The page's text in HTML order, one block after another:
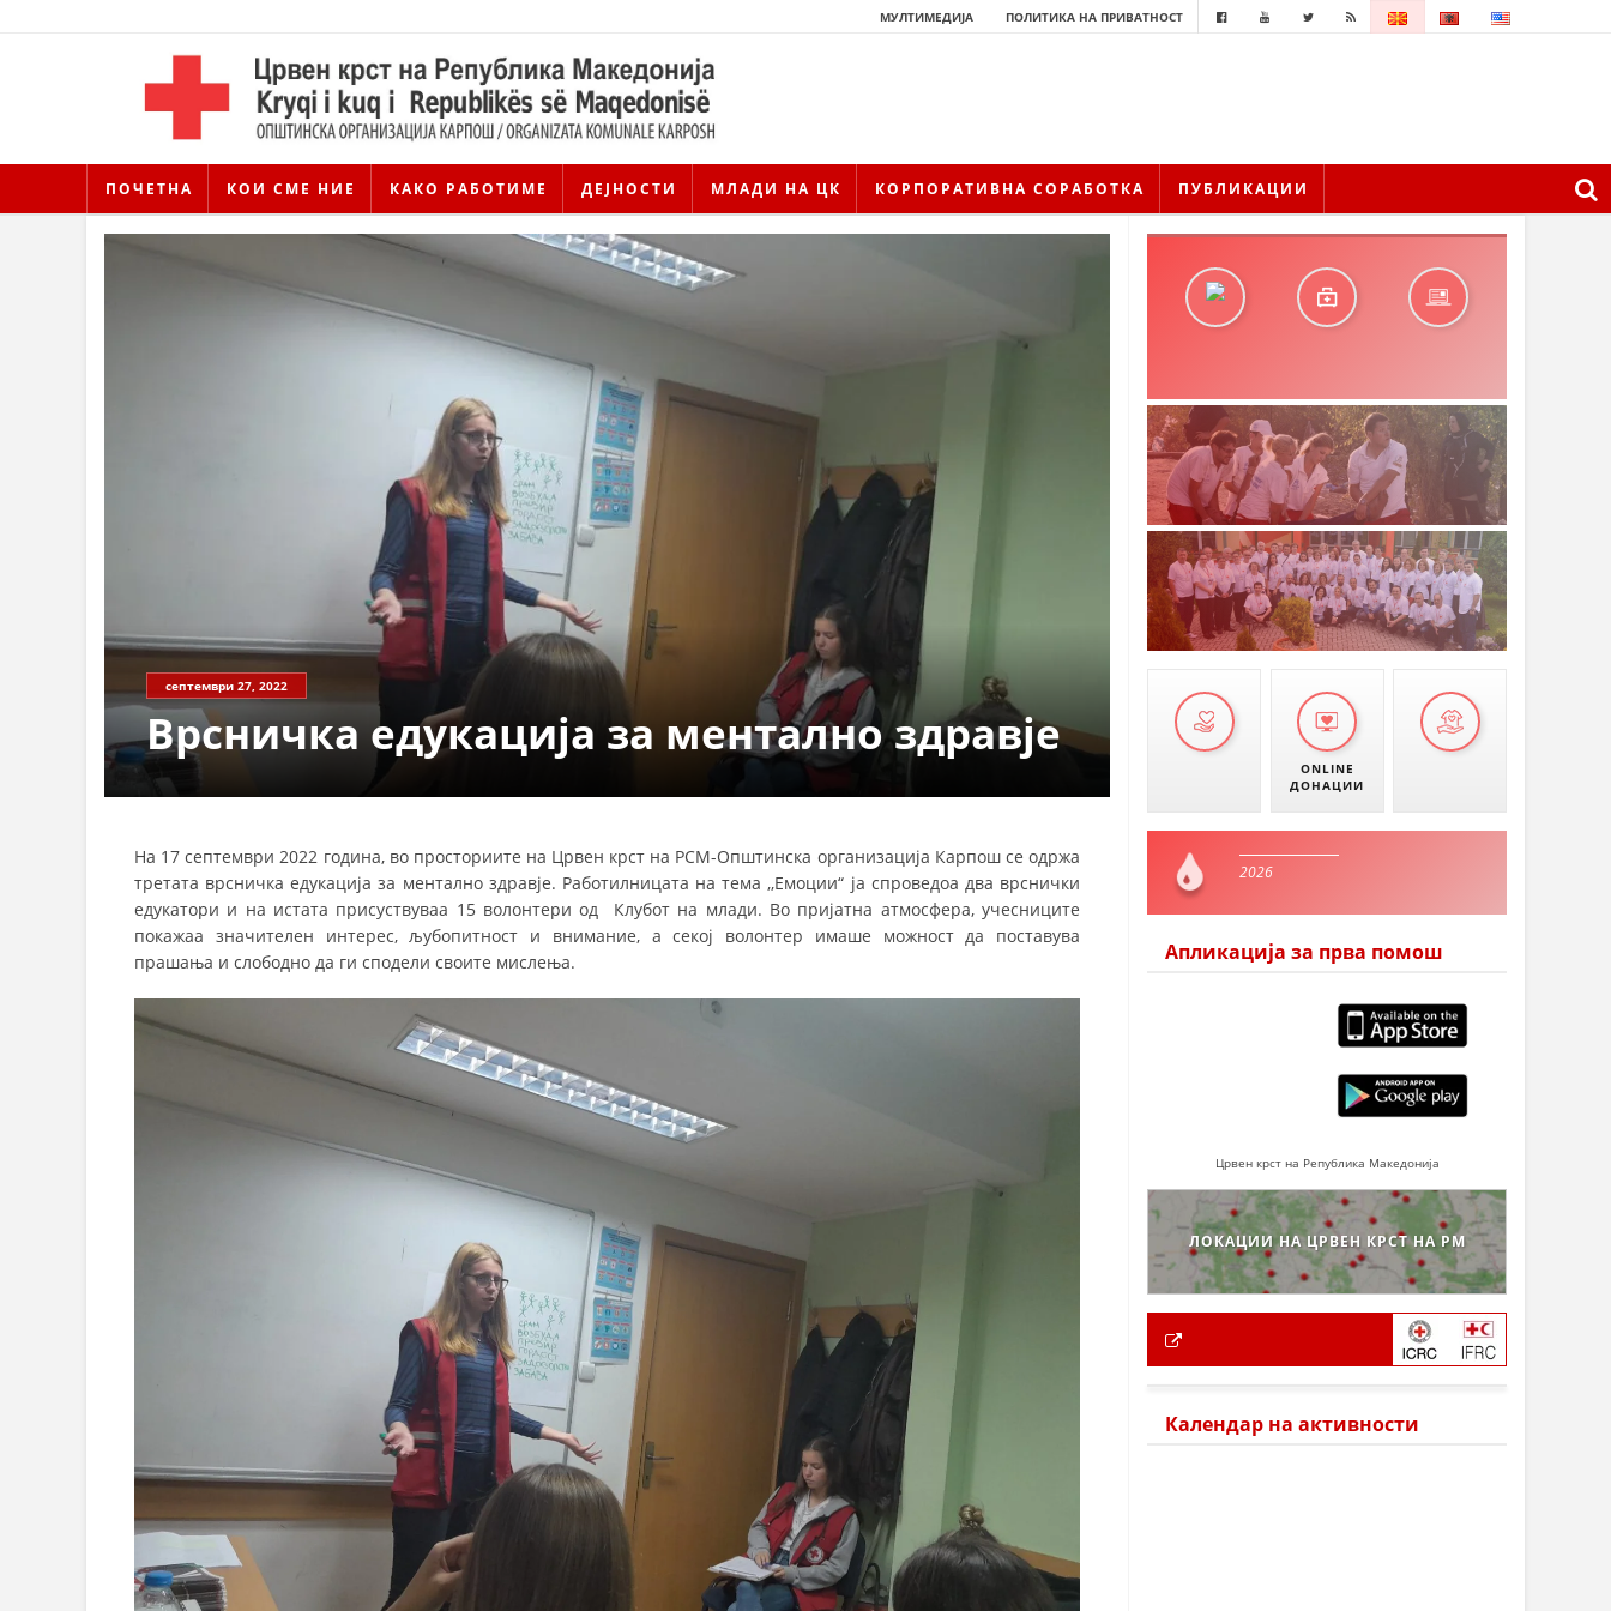
МУЛТИМЕДИЈА ПОЛИТИКА НА ПРИВАТНОСТ
ПОЧЕТНА КОИ СМЕ НИЕ КАКО РАБОТИМЕ ДЕЈНОСТИ МЛАДИ НА ЦК КОРПОРАТИВНА СОРАБОТКА ПУБЛИКАЦИИ
ДЕЈСТВУВАЊЕ
ПРИРАЧНИЦИ
БРОШУРИ
септември 27, 2022
Врсничка едукација за ментално здравје
На 17 септември 2022 година, во просториите на Црвен крст на РСМ-Општинска организација Карпош се одржа
третата врсничка едукација за ментално здравје. Работилницата на тема ,,Емоции“ ја спроведоа два врснички
едукатори и на истата присуствуваа 15 волонтери од Клубот на млади. Во пријатна атмосфера, учесниците
покажаа значителен интерес, љубопитност и внимание, а секој волонтер имаше можност да поставува
прашања и слободно да ги сподели своите мислења.
ONLINE
ДОНАЦИИ
2026
Апликација за прва помош
Црвен крст на Република Македонија
ЛОКАЦИИ НА ЦРВЕН КРСТ НА РМ
Календар на активности